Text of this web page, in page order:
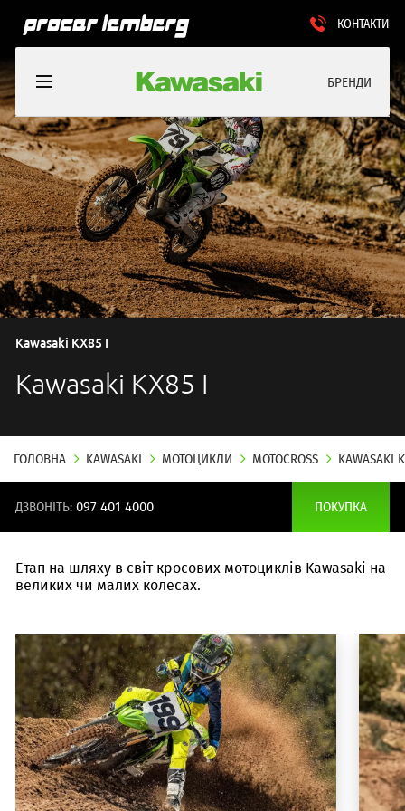
КОНТАКТИ
БРЕНДИ
Kawasaki KX85 I
Kawasaki KX85 I
ГОЛОВНА KAWASAKI МОТОЦИКЛИ MOTOCROSS KAWASAKI
ПОКУПКА
ДЗВОНІТЬ: 097 401 4000
Етап на шляху в світ кросових мотоциклів Kawasaki на
великих чи малих колесах.